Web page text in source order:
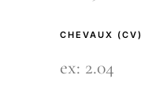
CHEVAUX (CV)